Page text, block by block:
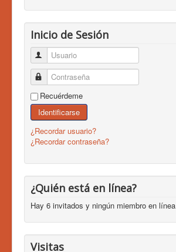
Inicio de Sesión
Usuario
Contraseña
Recuérdeme
Identificarse
¿Recordar usuario?
¿Recordar contraseña?
¿Quién está en línea?
Hay 6 invitados y ningún miembro en línea
Visitas